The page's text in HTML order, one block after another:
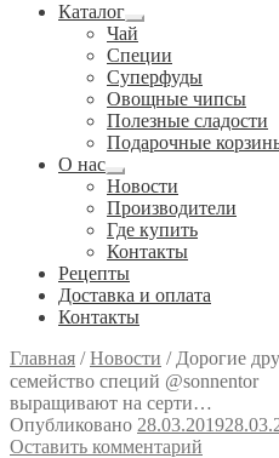
Каталог
Развернутое
вложенное
меню
Чай
Специи
Cуперфуды
Овощные чипсы
Полезные сладости
Подарочные
О нас
Развернутое
вложенное
меню
Новости
Производители
Где купить
Контакты
Рецепты
Доставка и оплата
Контакты
Главная /Новости / Дорогие
семейство специй @sonnentor
выращивают на серти…
Опубликовано 28.03.2019
Оставить комментарий